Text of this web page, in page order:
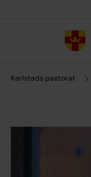
Karlstads pastorat